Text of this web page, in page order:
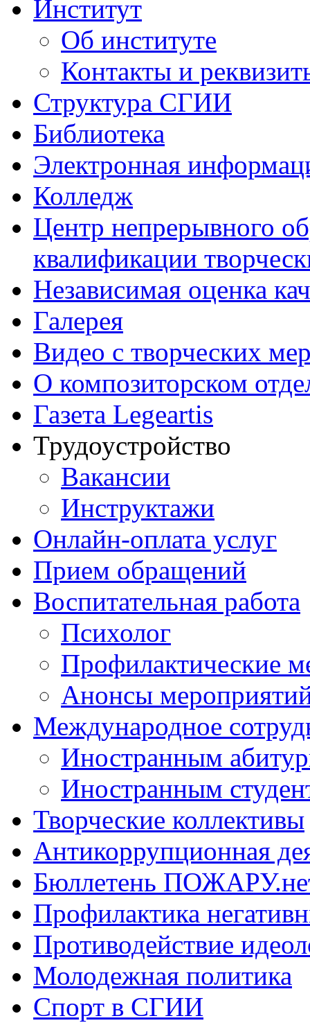
Институт
Об институте
Контакты и
Структура СГИИ
Библиотека
Электронная
Колледж
Центр непрерывного
квалификации
Независимая оценка
Галерея
Видео с творческих
О композиторском
Газета Legeartis
Трудоустройство
Вакансии
Инструктажи
Онлайн-оплата услуг
Прием обращений
Воспитательная работа
Психолог
Профилактические
Анонсы
Международное
Иностранным
Иностранным
Творческие коллективы
Антикоррупционная
Бюллетень
Профилактика
Противодействие
Молодежная политика
Спорт в СГИИ